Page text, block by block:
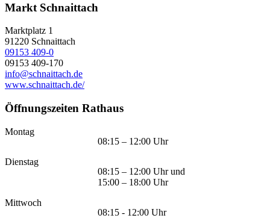
Markt Schnaittach
Marktplatz 1
91220 Schnaittach
09153 409-0
09153 409-170
info@schnaittach.de
www.schnaittach.de/
Öffnungszeiten Rathaus
Montag
08:15 – 12:00 Uhr
Dienstag
08:15 – 12:00 Uhr und
15:00 – 18:00 Uhr
Mittwoch
08:15 - 12:00 Uhr